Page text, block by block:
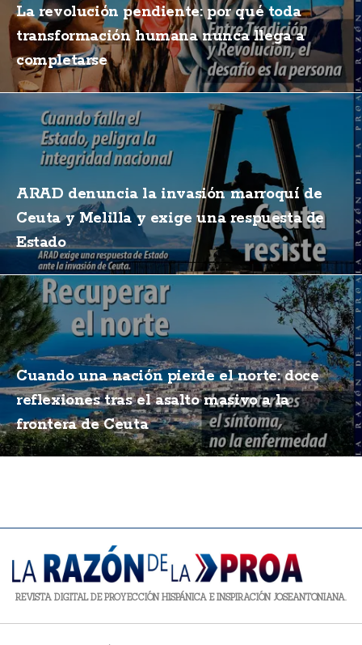
La revolución pendiente: por qué toda
transformación humana nunca llega a
completarse
ARAD denuncia la invasión marroquí de
Ceuta y Melilla y exige una respuesta de
Estado
Cuando una nación pierde el norte: doce
reflexiones tras el asalto masivo a la
frontera de Ceuta
REVISTA DIGITAL DE PROYECCIÓN HISPÁNICA E INSPIRACIÓN JOSEANTONIANA.